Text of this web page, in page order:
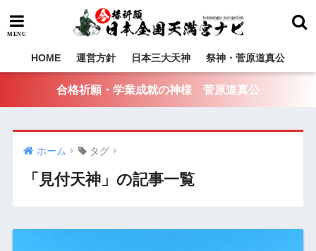
HOME 運営方針 日本三大天神 祭神・菅原道真公
合格祈願・学業成就の神様 菅原道真公
ホーム タグ
「見付天神」の記事一覧